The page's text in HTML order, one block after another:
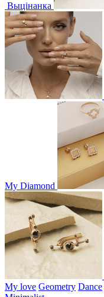
Выцінанка
My Diamond
My love Geometry Dance